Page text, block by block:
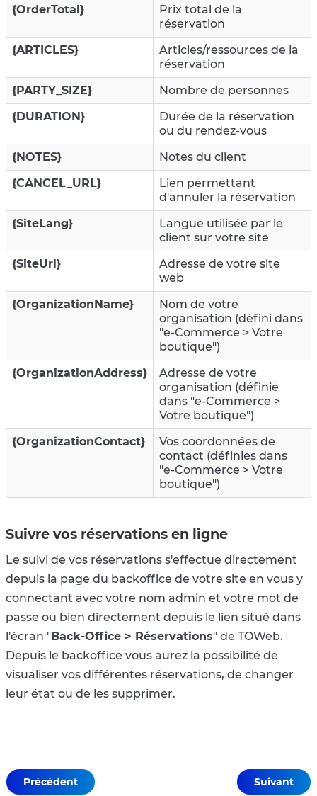
{OrderTotal}
Prix total de la
réservation
{ARTICLES}
Articles/ressources de la
réservation
{PARTY_SIZE}
Nombre de personnes
{DURATION}
Durée de la réservation
ou du rendez-vous
{NOTES}
Notes du client
{CANCEL_URL}
Lien permettant
d'annuler la réservation
{SiteLang}
Langue utilisée par le
client sur votre site
{SiteUrl}
Adresse de votre site
web
{OrganizationName}
Nom de votre
organisation (défini dans
"e-Commerce > Votre
boutique")
{OrganizationAddress}
Adresse de votre
organisation (définie
dans "e-Commerce >
Votre boutique")
{OrganizationContact}
Vos coordonnées de
contact (définies dans
"e-Commerce > Votre
boutique")
Suivre vos réservations en ligne
Le suivi de vos réservations s'effectue directement
depuis la page du backoffice de votre site en vous y
connectant avec votre nom admin et votre mot de
passe ou bien directement depuis le lien situé dans
l'écran "Back-Office > Réservations" de TOWeb.
Depuis le backoffice vous aurez la possibilité de
visualiser vos différentes réservations, de changer
leur état ou de les supprimer.
Précédent Suivant